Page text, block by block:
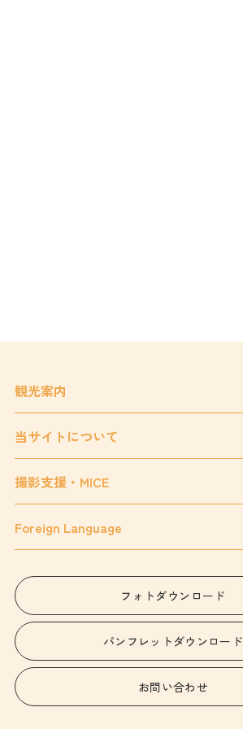
観光案内
当サイトについて
撮影支援・MICE
Foreign Language
フォトダウンロード
パンフレットダウンロード
お問い合わせ